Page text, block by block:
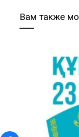
Вам также